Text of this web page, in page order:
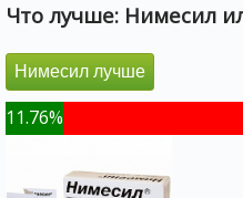
Что лучше: Нимесил
Нимесил лучше
11.76%